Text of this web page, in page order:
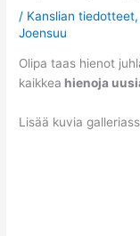
/ Kanslian tiedotteet
Joensuu
Olipa taas hienot
kaikkea hienoja
Lisää kuvia